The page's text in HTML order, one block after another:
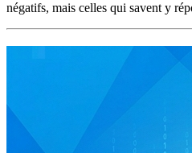
négatifs, mais celles qui savent y